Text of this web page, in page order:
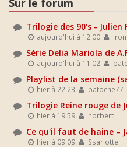
Trilogie des 90's - Julien
aujourd'hui à 12:00
Série Delia Mariola de
aujourd'hui à 11:02
Playlist de la semaine
hier à 22:23 patoche77
Trilogie Reine rouge de
hier à 19:59 norbert
Ce qu'il faut de haine –
hier à 09:09 Ssarlotte